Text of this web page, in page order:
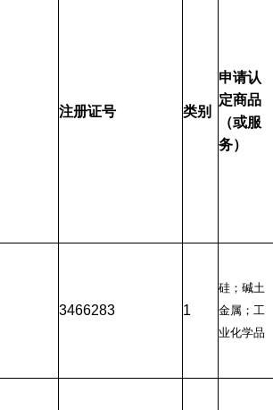
注册证号 类别
申请认
定商品
（或服
务）
3466283 1
硅；碱土
金属；工
业化学品